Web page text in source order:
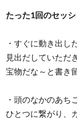
たった1回のセッ
・すぐに動き出し
見出だしていただ
宝物だな～と書き
・頭のなかのあち
ひとつに繋がり、